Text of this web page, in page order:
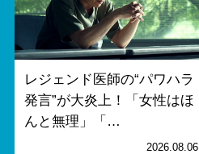
レジェンド医師の“パワハラ
発言”が大炎上！「女性はほ
んと無理」「…
2026.08.06